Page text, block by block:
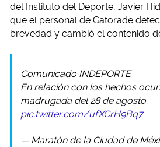
del Instituto del Deporte, Javier
que el personal de Gatorade
brevedad y cambió el contenido
Comunicado INDEPORTE
En relación con los hechos
madrugada del 28 de agosto.
pic.twitter.com/ufXCrH9Bq7
— Maratón de la Ciudad de